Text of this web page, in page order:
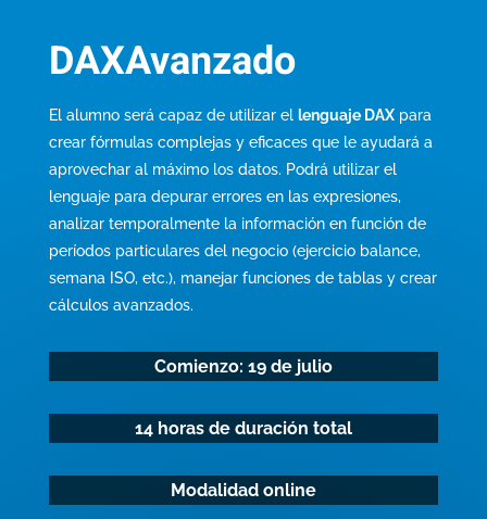
DAXAvanzado
El alumno será capaz de utilizar el lenguaje DAXpara
crear fórmulas complejas y eficaces que le ayudará a
aprovechar al máximo los datos. Podrá utilizar el
lenguaje para depurar errores en las expresiones,
analizar temporalmente la información en función de
períodos particulares del negocio (ejercicio balance,
semana ISO, etc.), manejar funciones de tablas y crear
cálculos avanzados.
Comienzo: 19 de julio
14 horas de duración total
Modalidad online